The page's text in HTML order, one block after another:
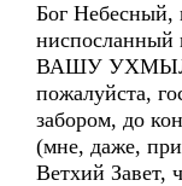
Бог Небесный,
ВАШУ
пожалуйста,
забором, до
(мне, даже,
Ветхий Завет,